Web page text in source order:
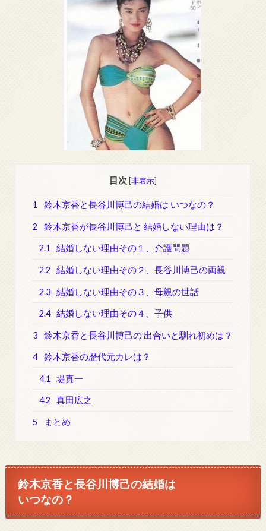
目次 [非表示]
1 鈴木京香と長谷川博己の結婚は いつなの？
2 鈴木京香が長谷川博己と 結婚しない理由は？
2.1 結婚しない理由その１、介護問題
2.2 結婚しない理由その２、長谷川博己の両親
2.3 結婚しない理由その３、母親の世話
2.4 結婚しない理由その４、子供
3 鈴木京香と長谷川博己の 出合いと馴れ初めは？
4 鈴木京香の歴代元カレは？
4.1 堤真一
4.2 真田広之
5 まとめ
鈴木京香と長谷川博己の結婚は
いつなの？